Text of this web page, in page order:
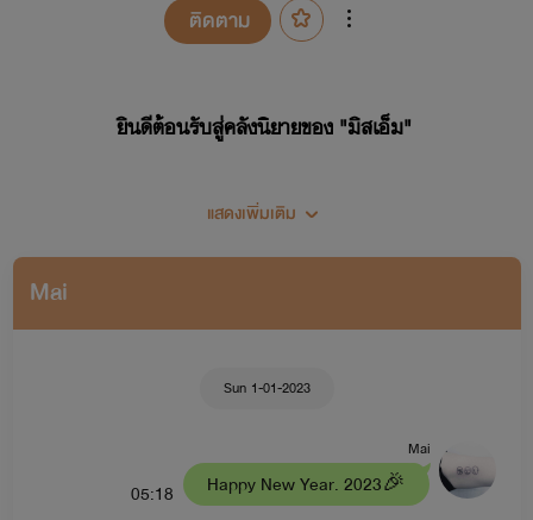
ติดตาม
ยินดีต้อนรับสู่คลังนิยายของ "มิสเอ็ม"
แสดงเพิ่มเติม
Mai
Sun 1-01-2023
Mai
05:18 Happy New Year. 2023🎉